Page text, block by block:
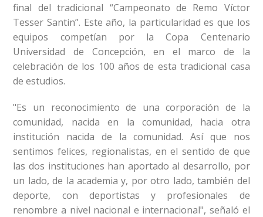
final del tradicional “Campeonato de Remo Víctor
Tesser Santin”. Este año, la particularidad es que los
equipos competían por la Copa Centenario
Universidad de Concepción, en el marco de la
celebración de los 100 años de esta tradicional casa
de estudios.
"Es un reconocimiento de una corporación de la
comunidad, nacida en la comunidad, hacia otra
institución nacida de la comunidad. Así que nos
sentimos felices, regionalistas, en el sentido de que
las dos instituciones han aportado al desarrollo, por
un lado, de la academia y, por otro lado, también del
deporte, con deportistas y profesionales de
renombre a nivel nacional e internacional", señaló el